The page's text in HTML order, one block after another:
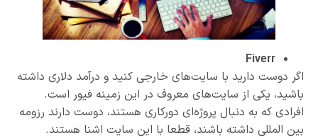
Fiverr
اگر دوست دارید با سایت‌های خارجی کنید و درآمد دلاری داشته
باشید، یکی از سایت‌های معروف در این زمینه فیور است.
افرادی که به دنبال پروژه‌ای دورکاری هستند، دوست دارند رزومه
بین المللی داشته باشند، قطعا با این سایت اشنا هستند.